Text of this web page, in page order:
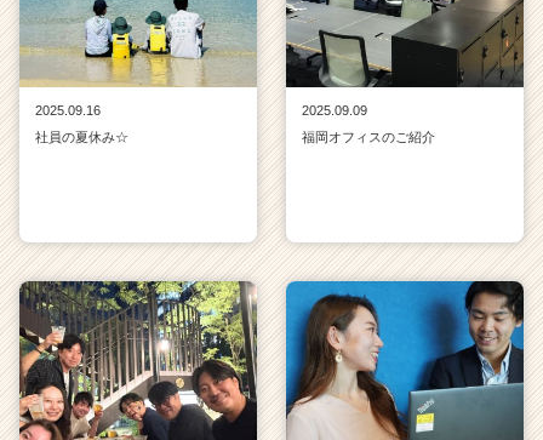
2025.09.16
社員の夏休み☆
2025.09.09
福岡オフィスのご紹介